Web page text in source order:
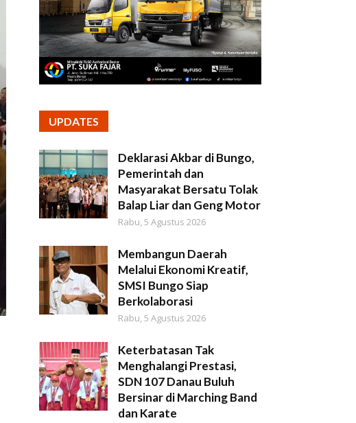
UPDATES
Deklarasi Akbar di Bungo,
Pemerintah dan
Masyarakat Bersatu Tolak
Balap Liar dan Geng Motor
Rabu, 5 Agustus 2026
Membangun Daerah
Melalui Ekonomi Kreatif,
SMSI Bungo Siap
Berkolaborasi
Rabu, 5 Agustus 2026
Keterbatasan Tak
Menghalangi Prestasi,
SDN 107 Danau Buluh
Bersinar di Marching Band
dan Karate